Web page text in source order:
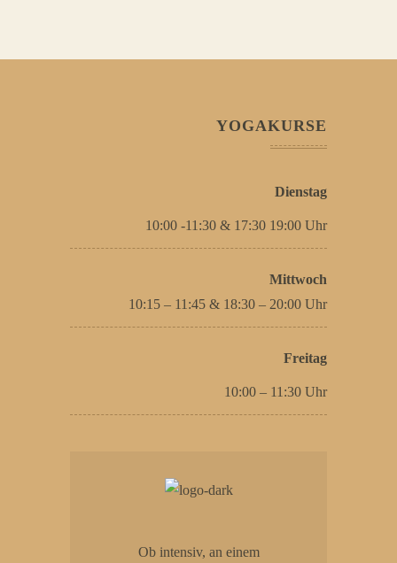
YOGAKURSE
Dienstag
10:00 -11:30 & 17:30 19:00 Uhr
Mittwoch
10:15 – 11:45 & 18:30 – 20:00 Uhr
Freitag
10:00 – 11:30 Uhr
Ob intensiv, an einem